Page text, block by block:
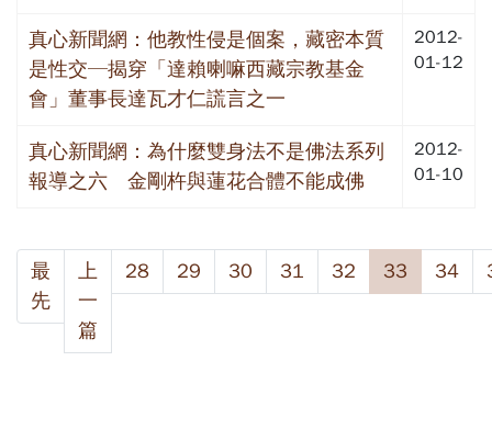
真心新聞網：他教性侵是個案，藏密本質
是性交─揭穿「達賴喇嘛西藏宗教基金
會」董事長達瓦才仁謊言之一
2012-
01-12
真心新聞網：為什麼雙身法不是佛法系列
報導之六 金剛杵與蓮花合體不能成佛
2012-
01-10
最
先
上
一
篇
28 29 30 31 32 33 34